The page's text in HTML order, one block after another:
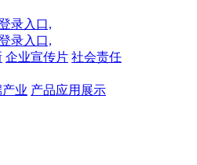
录入口,
录入口,
企业宣传片 社会责任
业 产品应用展示